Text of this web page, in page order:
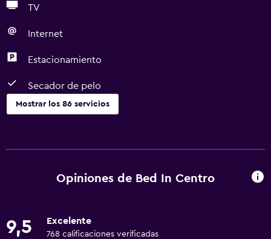
TV
Internet
Estacionamiento
Secador de pelo
Mostrar los 86 servicios
Ascensor
Almohada hipoalergénica
Opiniones de Bed In Centro
9,5 Excelente
768 calificaciones verificadas